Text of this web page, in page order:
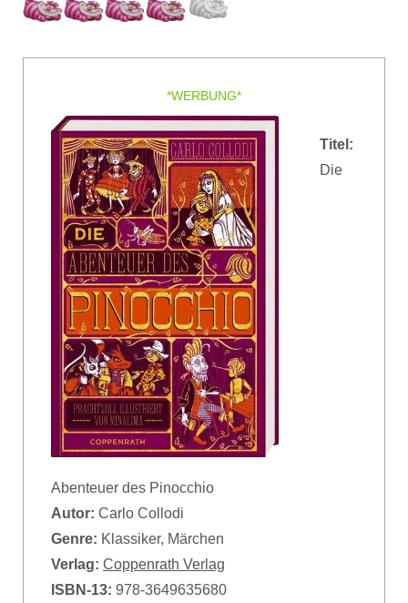
*WERBUNG*
Titel:
Die
Abenteuer des Pinocchio
Autor: Carlo Collodi
Genre: Klassiker, Märchen
Verlag: Coppenrath Verlag
ISBN-13: 978-3649635680